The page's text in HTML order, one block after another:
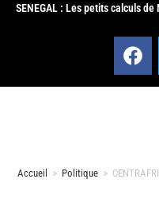
SENEGAL : Les petits calculs de
Accueil > Politique >